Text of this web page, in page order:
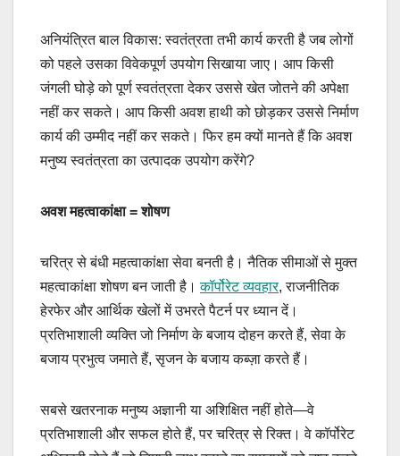
अनियंत्रित बाल विकास: स्वतंत्रता तभी कार्य करती है जब लोगों
को पहले उसका विवेकपूर्ण उपयोग सिखाया जाए। आप किसी
जंगली घोड़े को पूर्ण स्वतंत्रता देकर उससे खेत जोतने की अपेक्षा
नहीं कर सकते। आप किसी अवश हाथी को छोड़कर उससे निर्माण
कार्य की उम्मीद नहीं कर सकते। फिर हम क्यों मानते हैं कि अवश
मनुष्य स्वतंत्रता का उत्पादक उपयोग करेंगे?
अवश महत्वाकांक्षा = शोषण
चरित्र से बंधी महत्वाकांक्षा सेवा बनती है। नैतिक सीमाओं से मुक्त
महत्वाकांक्षा शोषण बन जाती है।कॉर्पोरेट व्यवहार, राजनीतिक
हेरफेर और आर्थिक खेलों में उभरते पैटर्न पर ध्यान दें।
प्रतिभाशाली व्यक्ति जो निर्माण के बजाय दोहन करते हैं, सेवा के
बजाय प्रभुत्व जमाते हैं, सृजन के बजाय कब्ज़ा करते हैं।
सबसे खतरनाक मनुष्य अज्ञानी या अशिक्षित नहीं होते—वे
प्रतिभाशाली और सफल होते हैं, पर चरित्र से रिक्त। वे कॉर्पोरेट